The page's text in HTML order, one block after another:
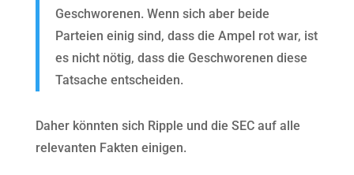
Geschworenen. Wenn sich aber beide
Parteien einig sind, dass die Ampel rot war, ist
es nicht nötig, dass die Geschworenen diese
Tatsache entscheiden.
Daher könnten sich Ripple und die SEC auf alle
relevanten Fakten einigen.